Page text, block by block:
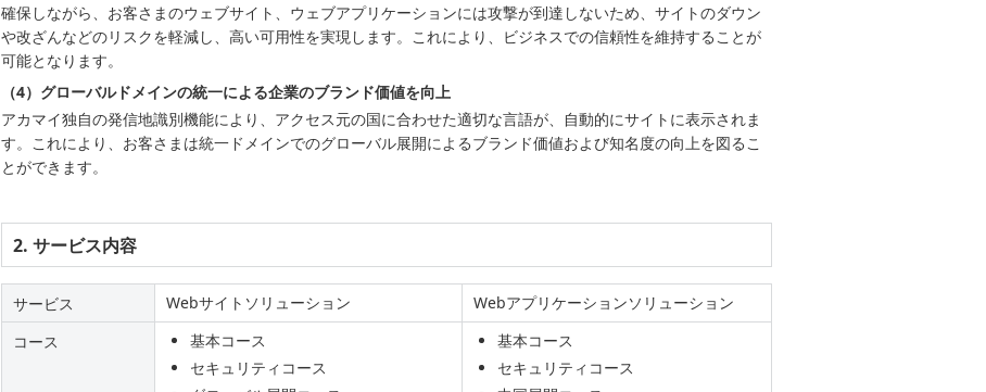
確保しながら、お客さまのウェブサイト、ウェブアプリケーションには攻撃が到達しないため、サイトのダウン
や改ざんなどのリスクを軽減し、高い可用性を実現します。これにより、ビジネスでの信頼性を維持することが
可能となります。
（4）グローバルドメインの統一による企業のブランド価値を向上
アカマイ独自の発信地識別機能により、アクセス元の国に合わせた適切な言語が、自動的にサイトに表示されま
す。これにより、お客さまは統一ドメインでのグローバル展開によるブランド価値および知名度の向上を図るこ
とができます。
2. サービス内容
サービス Webサイトソリューション
Webアプリケーションソリューション
コース
基本コース
セキュリティコース
基本コース
セキュリティコース